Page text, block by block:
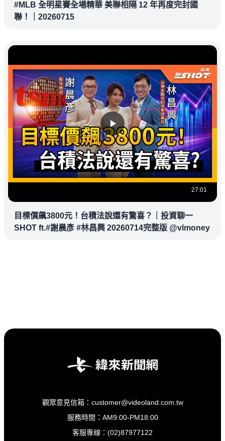
#MLB 全明星賽全場精華 美聯相隔 12 年再度完封國
聯！｜20260715
27:01
目標價飆3800元！台積法說還有驚喜？｜投資聊一
SHOT ft.#謝晨彥 #林昌興 20260714完整版 @vlmoney
觀眾意見信箱：customer@videoland.com.tw
服務時間：AM9:00-PM18:00
客服專線：(02)87977122